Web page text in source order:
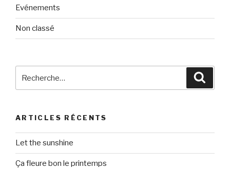
Evénements
Non classé
ARTICLES RÉCENTS
Let the sunshine
Ça fleure bon le printemps